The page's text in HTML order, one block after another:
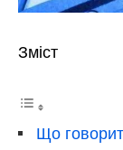
Зміст
Що